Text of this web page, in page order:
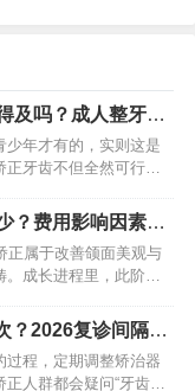
及吗？成人整牙需
少年才有的，实则这是
牙齿不但全然可行，
依旧能够移动。重点
性…
？费用影响因素全
正属于改善颌面美观与
成长进程里，此阶段
口腔健康水平有益。
？2026复诊间隔指
过程，定期调整矫治器
人群都会疑问“牙齿矫